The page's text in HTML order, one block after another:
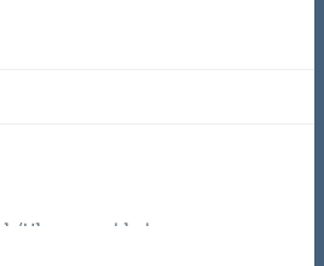
Անտառային փողոց